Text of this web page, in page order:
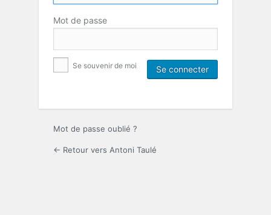
Mot de passe
Se souvenir de moi
Mot de passe oublié ?
← Retour vers Antoni Taulé